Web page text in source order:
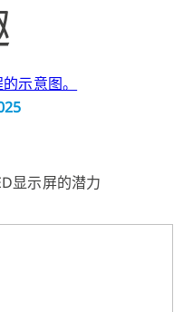
显示屏的潜力